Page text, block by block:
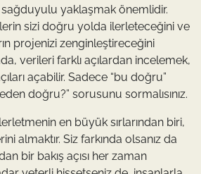
yaklaşmak önemlidir.
sizi doğru yolda ilerleteceğini ve
projenizi zenginleştireceğini
verileri farklı açılardan incelemek,
açabilir. Sadece “bu doğru”
doğru?” sorusunu sormalısınız.
en büyük sırlarından biri,
almaktır. Siz farkında olsanız da
bir bakış açısı her zaman